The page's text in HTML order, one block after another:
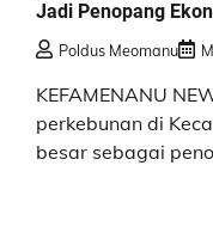
Jadi Penopang
Poldus Meomanu
KEFAMENANU
perkebunan di
besar sebagai